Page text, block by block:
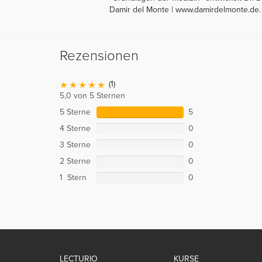
Damir del Monte | www.damirdelmonte.de.
Rezensionen
(1)
5,0 von 5 Sternen
5 Sterne
5
4 Sterne
0
3 Sterne
0
2 Sterne
0
1 Stern
0
LECTURIO KURSE